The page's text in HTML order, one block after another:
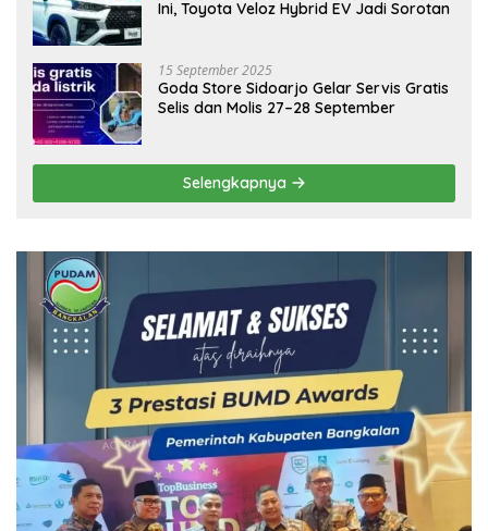
Ini, Toyota Veloz Hybrid EV Jadi Sorotan
15 September 2025
Goda Store Sidoarjo Gelar Servis Gratis
Selis dan Molis 27–28 September
Selengkapnya